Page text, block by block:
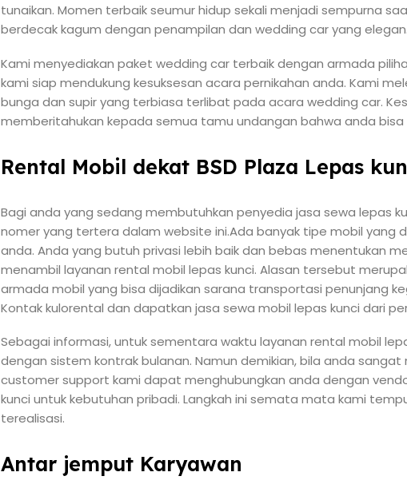
tunaikan. Momen terbaik seumur hidup sekali menjadi sempurna
berdecak kagum dengan penampilan dan wedding car yang elegan.
Kami menyediakan paket wedding car terbaik dengan armada
kami siap mendukung kesuksesan acara pernikahan anda. Kami
bunga dan supir yang terbiasa terlibat pada acara wedding car.
memberitahukan kepada semua tamu undangan bahwa anda
Rental Mobil dekat BSD Plaza Lepas
Bagi anda yang sedang membutuhkan penyedia jasa sewa lepas
nomer yang tertera dalam website ini.Ada banyak tipe mobil
anda. Anda yang butuh privasi lebih baik dan bebas menentukan
menambil layanan rental mobil lepas kunci. Alasan tersebut
armada mobil yang bisa dijadikan sarana transportasi penunjang
Kontak kulorental dan dapatkan jasa sewa mobil lepas kunci dari
Sebagai informasi, untuk sementara waktu layanan rental mobil
dengan sistem kontrak bulanan. Namun demikian, bila anda
customer support kami dapat menghubungkan anda dengan
kunci untuk kebutuhan pribadi. Langkah ini semata mata kami
terealisasi.
Antar jemput Karyawan